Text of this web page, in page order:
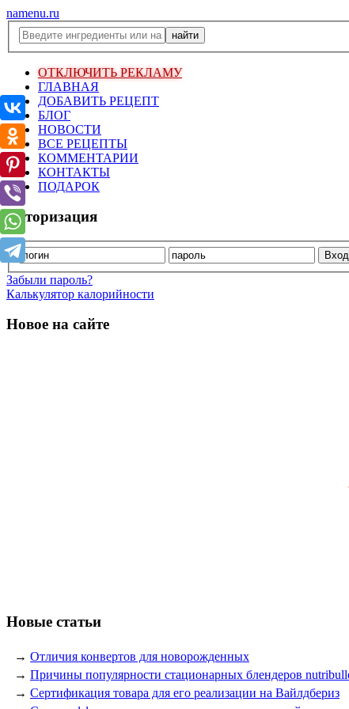
namenu.ru
ОТКЛЮЧИТЬ РЕКЛАМУ
ГЛАВНАЯ
ДОБАВИТЬ РЕЦЕПТ
БЛОГ
НОВОСТИ
ВСЕ РЕЦЕПТЫ
КОММЕНТАРИИ
КОНТАКТЫ
ПОДАРОК
Авторизация
Забыли пароль?
Калькулятор калорийности
Новое на сайте
Новые статьи
→ Отличия конвертов для новорожденных
→ Причины популярности стационарных блендеров
→ Сертификация товара для его реализации на Вайлдбериз